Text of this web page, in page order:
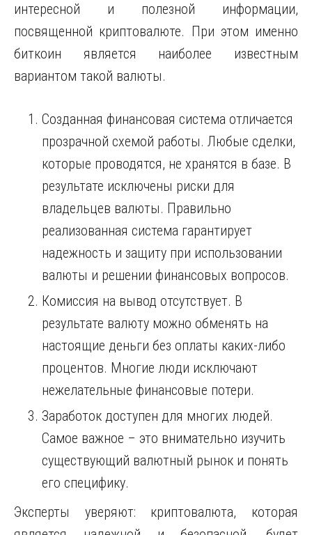
интересной и полезной информации,
посвященной криптовалюте. При этом именно
биткоин является наиболее известным
вариантом такой валюты.
Созданная финансовая система отличается
прозрачной схемой работы. Любые сделки,
которые проводятся, не хранятся в базе. В
результате исключены риски для
владельцев валюты. Правильно
реализованная система гарантирует
надежность и защиту при использовании
валюты и решении финансовых вопросов.
Комиссия на вывод отсутствует. В
результате валюту можно обменять на
настоящие деньги без оплаты каких-либо
процентов. Многие люди исключают
нежелательные финансовые потери.
Заработок доступен для многих людей.
Самое важное – это внимательно изучить
существующий валютный рынок и понять
его специфику.
Эксперты уверяют: криптовалюта, которая